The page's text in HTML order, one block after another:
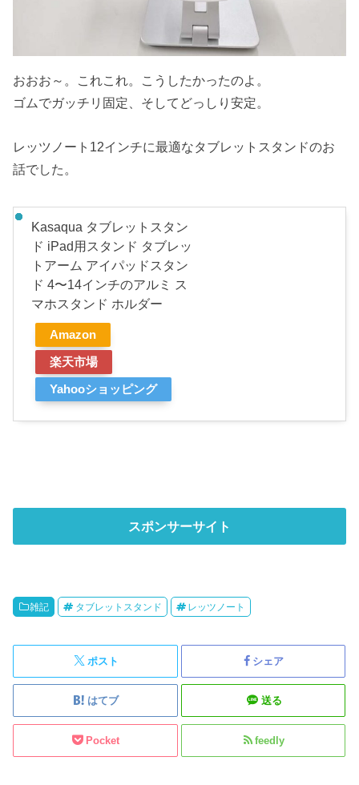
おおお～。これこれ。こうしたかったのよ。
ゴムでガッチリ固定、そしてどっしり安定。
レッツノート12インチに最適なタブレットスタンドのお
話でした。
Kasaqua タブレットスタン
ド iPad用スタンド タブレッ
トアーム アイパッドスタン
ド 4〜14インチのアルミ ス
マホスタンド ホルダー
Amazon
楽天市場
Yahooショッピング
スポンサーサイト
雑記 タブレットスタンド レッツノート
ポスト シェア
はてブ 送る
Pocket feedly